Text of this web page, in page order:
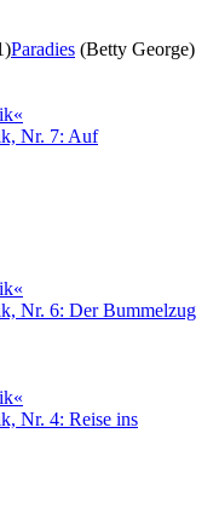
Paradies (Betty George)
Nr. 7: Auf
Nr. 6: Der Bummelzug
Nr. 4: Reise ins